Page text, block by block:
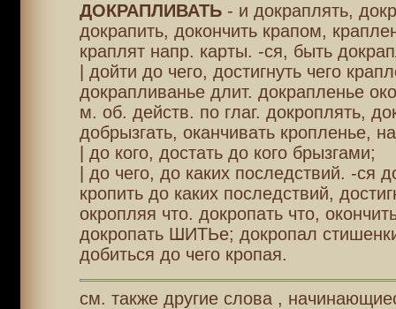
ДОКРАПЛИВАТЬ- и докраплять,
докрапить, докончить крапом,
краплят напр. карты. -ся, быть
| дойти до чего, достигнуть чего
докрапливанье длит. докрапленье
м. об. действ. по глаг. докроплять,
добрызгать, оканчивать кропленье,
| до кого, достать до кого брызгами;
| до чего, до каких последствий. -ся
кропить до каких последствий,
окропляя что. докропать что,
докропать ШИТЬе; докропал
добиться до чего кропая.
см. также другие слова ,